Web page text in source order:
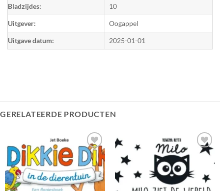
Bladzijdes: 10
Uitgever: Oogappel
Uitgave datum: 2025-01-01
GERELATEERDE PRODUCTEN